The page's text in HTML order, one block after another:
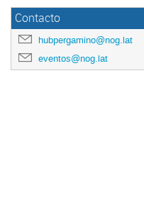
Contacto
hubpergamino@nog.lat
eventos@nog.lat